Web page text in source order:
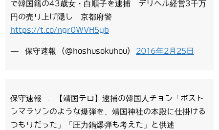
で韓国籍の43歳女・白順子を逮捕 デリヘル経営3千万
円の売り上げ隠し 京都府警
https://t.co/ngr0WVH5yb
— 保守速報 (@hoshusokuhou) 2016年2月25日
保守速報 : 【靖国テロ】逮捕の韓国人チョン「ボスト
ンマラソンのような爆弾を、靖国神社の本殿に仕掛ける
つもりだった」「圧力鍋爆弾も考えた」と供述